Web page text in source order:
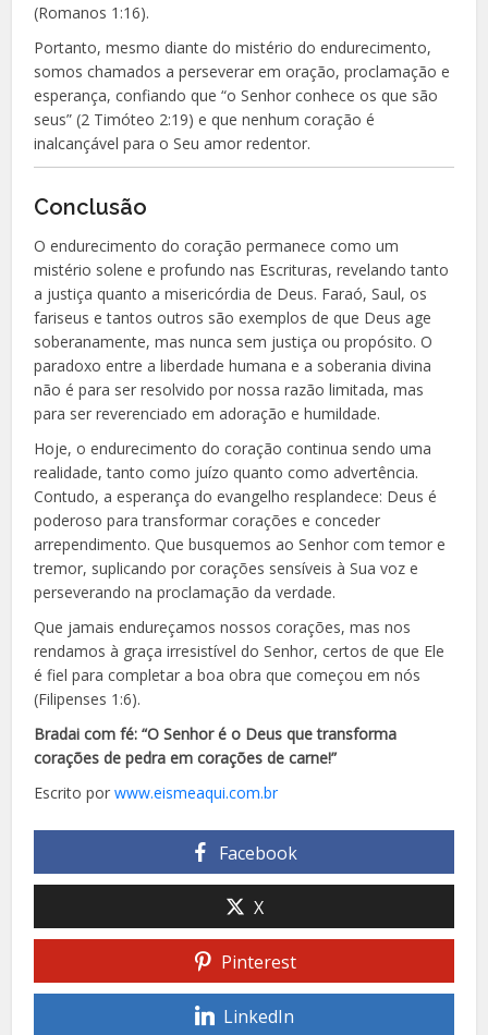
(Romanos 1:16).
Portanto, mesmo diante do mistério do endurecimento,
somos chamados a perseverar em oração, proclamação e
esperança, confiando que “o Senhor conhece os que são
seus” (2 Timóteo 2:19) e que nenhum coração é
inalcançável para o Seu amor redentor.
Conclusão
O endurecimento do coração permanece como um
mistério solene e profundo nas Escrituras, revelando tanto
a justiça quanto a misericórdia de Deus. Faraó, Saul, os
fariseus e tantos outros são exemplos de que Deus age
soberanamente, mas nunca sem justiça ou propósito. O
paradoxo entre a liberdade humana e a soberania divina
não é para ser resolvido por nossa razão limitada, mas
para ser reverenciado em adoração e humildade.
Hoje, o endurecimento do coração continua sendo uma
realidade, tanto como juízo quanto como advertência.
Contudo, a esperança do evangelho resplandece: Deus é
poderoso para transformar corações e conceder
arrependimento. Que busquemos ao Senhor com temor e
tremor, suplicando por corações sensíveis à Sua voz e
perseverando na proclamação da verdade.
Que jamais endureçamos nossos corações, mas nos
rendamos à graça irresistível do Senhor, certos de que Ele
é fiel para completar a boa obra que começou em nós
(Filipenses 1:6).
Bradai com fé: “O Senhor é o Deus que transforma
corações de pedra em corações de carne!”
Escrito porwww.eismeaqui.com.br
Facebook
X
Pinterest
LinkedIn